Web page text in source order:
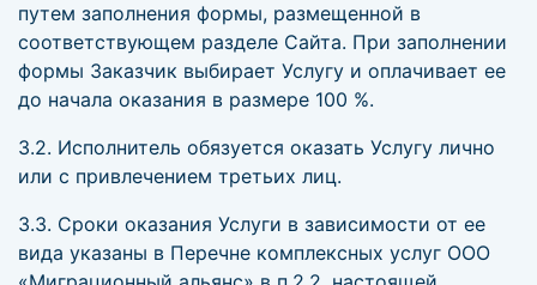
путем заполнения формы, размещенной в
соответствующем разделе Сайта. При заполнении
формы Заказчик выбирает Услугу и оплачивает ее
до начала оказания в размере 100 %.
3.2. Исполнитель обязуется оказать Услугу лично
или с привлечением третьих лиц.
3.3. Сроки оказания Услуги в зависимости от ее
вида указаны в Перечне комплексных услуг ООО